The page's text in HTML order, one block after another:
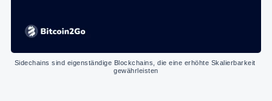
Sidechains sind eigenständige Blockchains, die eine erhöhte Skalierbarkeit
gewährleisten